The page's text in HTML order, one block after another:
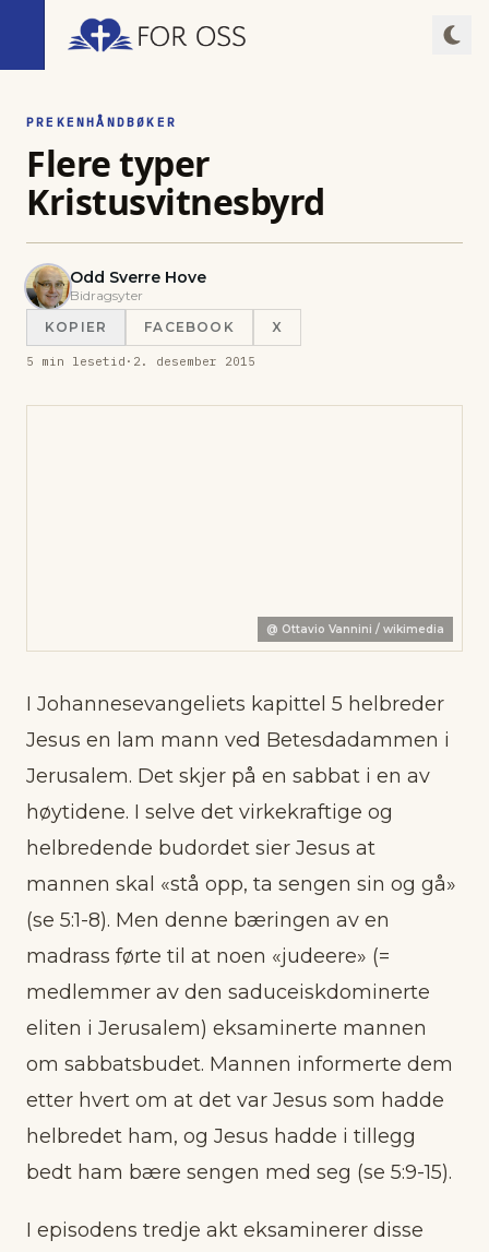
PREKENHÅNDBØKER
Flere typer
Kristusvitnesbyrd
Odd Sverre Hove
Bidragsyter
KOPIER
FACEBOOK X
5 min lesetid · 2. desember 2015
@ Ottavio Vannini / wikimedia
I Johannesevangeliets kapittel 5 helbreder
Jesus en lam mann ved Betesdadammen i
Jerusalem. Det skjer på en sabbat i en av
høytidene. I selve det virkekraftige og
helbredende budordet sier Jesus at
mannen skal «stå opp, ta sengen sin og gå»
(se 5:1-8). Men denne bæringen av en
madrass førte til at noen «judeere» (=
medlemmer av den saduceiskdominerte
eliten i Jerusalem) eksaminerte mannen
om sabbatsbudet. Mannen informerte dem
etter hvert om at det var Jesus som hadde
helbredet ham, og Jesus hadde i tillegg
bedt ham bære sengen med seg (se 5:9-15).
I episodens tredje akt eksaminerer disse